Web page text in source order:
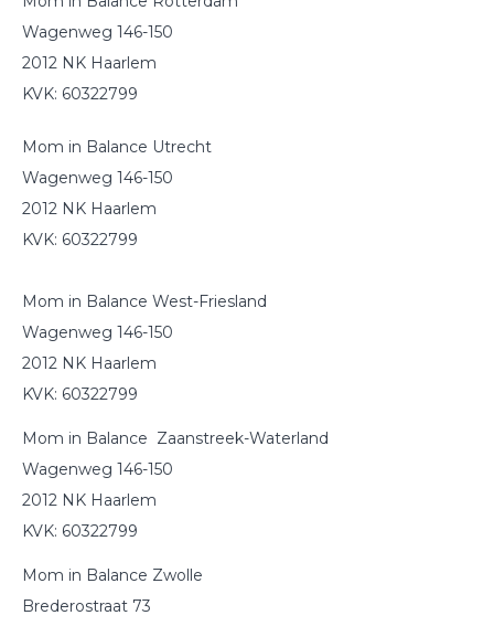
Wagenweg 146-150
2012 NK Haarlem
KVK: 60322799
Mom in Balance Utrecht
Wagenweg 146-150
2012 NK Haarlem
KVK: 60322799
Mom in Balance West-Friesland
Wagenweg 146-150
2012 NK Haarlem
KVK: 60322799
Mom in Balance Zaanstreek-Waterland
Wagenweg 146-150
2012 NK Haarlem
KVK: 60322799
Mom in Balance Zwolle
Brederostraat 73